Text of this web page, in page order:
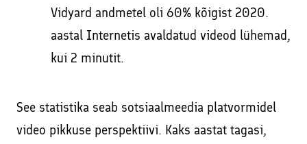
Vidyard andmetel oli 60% kõigist 2020.
aastal Internetis avaldatud videod lühemad,
kui 2 minutit.
See statistika seab sotsiaalmeedia platvormidel
video pikkuse perspektiivi. Kaks aastat tagasi,